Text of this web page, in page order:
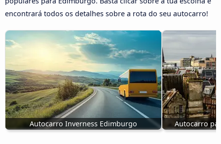
encontrará todos os detalhes sobre a rota do seu autocarro!
Autocarro Inverness Edimburgo Autocarro